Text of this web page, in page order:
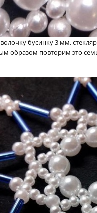
бусинку 3 мм,
образом повторим это